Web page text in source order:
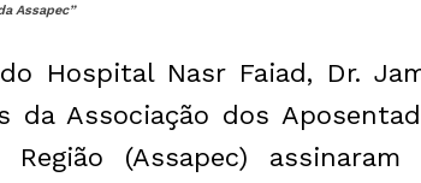
Assapec”
Hospital Nasr Faiad, Dr.
da Associação dos
(Assapec)